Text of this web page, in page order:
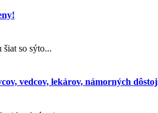
so sýto...
vedcov, lekárov, námorných